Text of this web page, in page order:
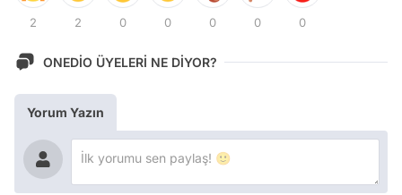
2 2 0 0 0 0 0
ONEDİO ÜYELERİ NE DİYOR?
Yorum Yazın